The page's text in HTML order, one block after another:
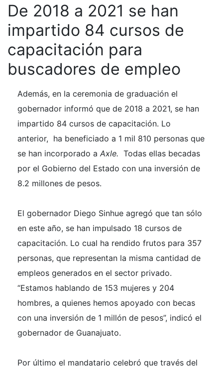
De 2018 a 2021 se han
impartido 84 cursos de
capacitación para
buscadores de empleo
Además, en la ceremonia de graduación el
gobernador informó que de 2018 a 2021, se han
impartido 84 cursos de capacitación. Lo
anterior, ha beneficiado a 1 mil 810 personas que
se han incorporado a Axle. Todas ellas becadas
por el Gobierno del Estado con una inversión de
8.2 millones de pesos.
El gobernador Diego Sinhue agregó que tan sólo
en este año, se han impulsado 18 cursos de
capacitación. Lo cual ha rendido frutos para 357
personas, que representan la misma cantidad de
empleos generados en el sector privado.
“Estamos hablando de 153 mujeres y 204
hombres, a quienes hemos apoyado con becas
con una inversión de 1 millón de pesos”, indicó el
gobernador de Guanajuato.
Por último el mandatario celebró que través del